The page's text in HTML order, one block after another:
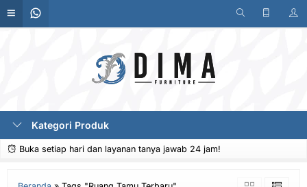
Kategori Produk
Buka setiap hari dan layanan tanya jawab 24 jam!